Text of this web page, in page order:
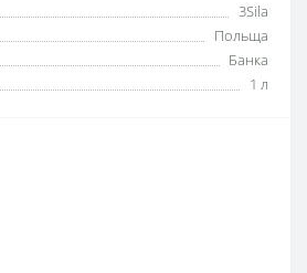
3Sila
Польща
Банка
1 л